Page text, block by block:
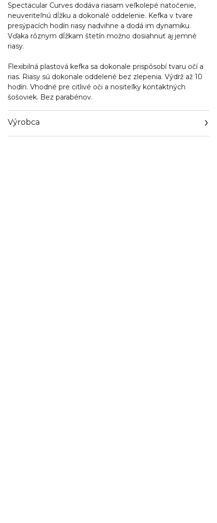
Spectacular Curves dodáva riasam veľkolepé natočenie,
neuveriteľnú dĺžku a dokonalé oddelenie. Kefka v tvare
presýpacích hodín riasy nadvihne a dodá im dynamiku.
Vďaka rôznym dĺžkam štetín možno dosiahnuť aj jemné
riasy.
Flexibilná plastová kefka sa dokonale prispôsobí tvaru očí a
rias. Riasy sú dokonale oddelené bez zlepenia. Výdrž až 10
hodín. Vhodné pre citlivé oči a nositeľky kontaktných
šošoviek. Bez parabénov.
Výrobca